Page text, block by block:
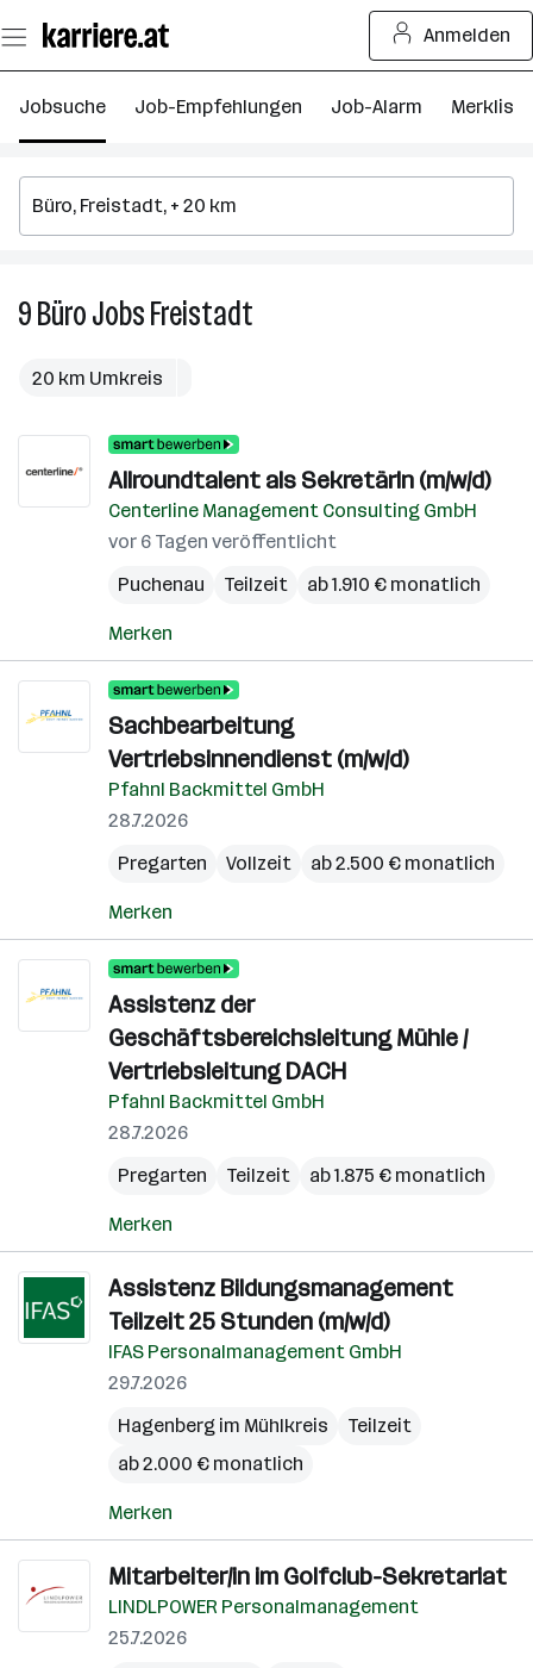
Seiteninhalt
springen
Anmelden
Jobsuche Job-Empfehlungen Job-Alarm Merkliste
9BüroJobsFreistadt
20 km Umkreis
Allroundtalent als SekretärIn (m/w/d)
Centerline Management Consulting GmbH
vor 6 Tagen veröffentlicht
Puchenau
Teilzeit ab 1.910 € monatlich
Merken
Sachbearbeitung
Vertriebsinnendienst (m/w/d)
Pfahnl Backmittel GmbH
28.7.2026
Pregarten
Vollzeit ab 2.500 € monatlich
Merken
Assistenz der
Geschäftsbereichsleitung Mühle /
Vertriebsleitung DACH
Pfahnl Backmittel GmbH
28.7.2026
Pregarten
Teilzeit ab 1.875 € monatlich
Merken
Assistenz Bildungsmanagement
Teilzeit 25 Stunden (m/w/d)
IFAS Personalmanagement GmbH
29.7.2026
Hagenberg im Mühlkreis
Teilzeit
ab 2.000 € monatlich
Merken
Mitarbeiter/in im Golfclub-Sekretariat
LINDLPOWER Personalmanagement
25.7.2026